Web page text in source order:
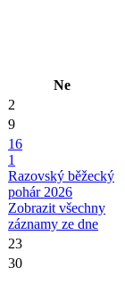
Ne
2
9
16
1
Razovský běžecký
pohár 2026
Zobrazit všechny
záznamy ze dne
23
30